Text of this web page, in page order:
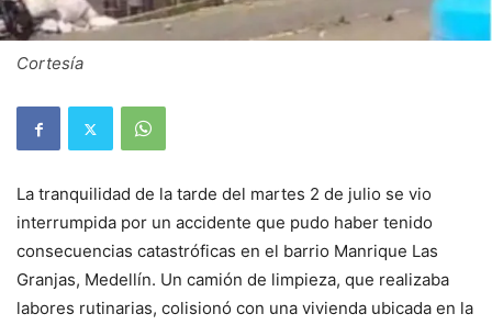
Cortesía
La tranquilidad de la tarde del martes 2 de julio se vio
interrumpida por un accidente que pudo haber tenido
consecuencias catastróficas en el barrio Manrique Las
Granjas, Medellín. Un camión de limpieza, que realizaba
labores rutinarias, colisionó con una vivienda ubicada en la